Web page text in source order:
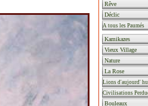
Bouleaux
Civilisations
Lions d'aujourd'
La Rose
Nature
Vieux Village
Kamikazes
A tous les Paumés
Déclic
Rêve